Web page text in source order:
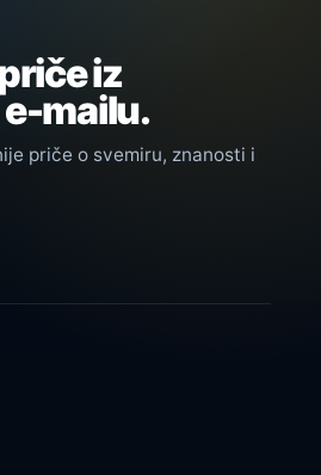
iz
mailu.
priče o svemiru, znanosti i